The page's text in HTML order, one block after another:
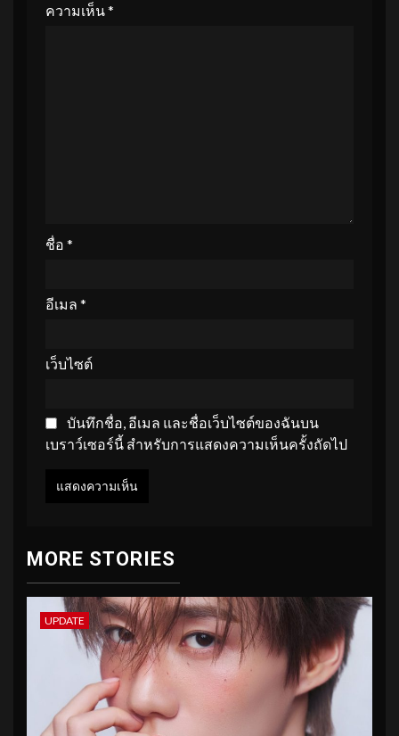
ความเห็น*
ชื่อ *
อีเมล *
เว็บไซต์
บันทึกชื่อ, อีเมล และชื่อเว็บไซต์ของฉันบน
เบราว์เซอร์นี้ สำหรับการแสดงความเห็นครั้งถัดไป
MORE STORIES
UPDATE